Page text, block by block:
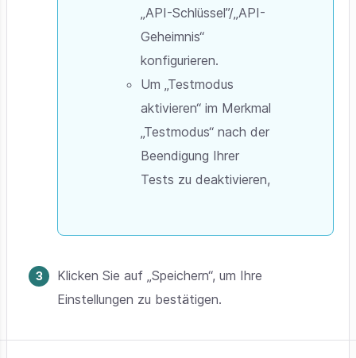
„API-Schlüssel”/„API-
Geheimnis“
konfigurieren.
Um „Testmodus
aktivieren“ im Merkmal
„Testmodus“ nach der
Beendigung Ihrer
Tests zu deaktivieren,
Klicken Sie auf „Speichern“, um Ihre
Einstellungen zu bestätigen.